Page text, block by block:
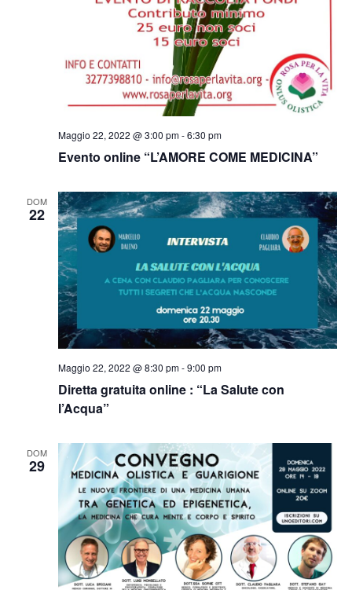
t
e
a
v
i
g
z
n
e
g
z
n
e
Maggio 22, 2022 @ 3:00 pm-6:30 pm
Evento online “L’AMORE COME MEDICINA”
DOM
22
Maggio 22, 2022 @ 8:30 pm-9:00 pm
Diretta gratuita online : “La Salute con
l’Acqua”
DOM
29